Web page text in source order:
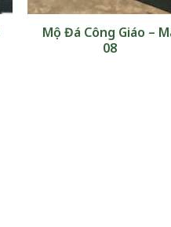
Mộ Đá Công Giáo –
08